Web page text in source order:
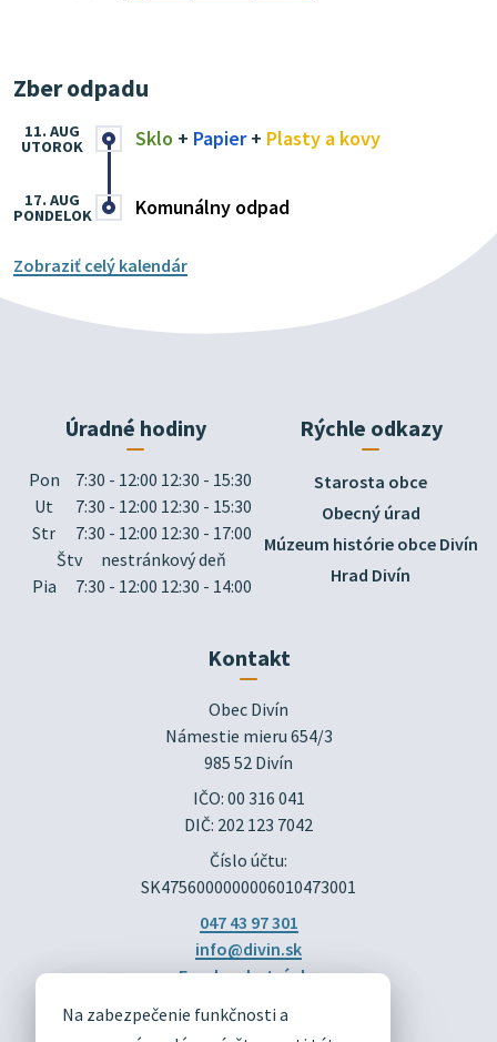
Na zabezpečenie funkčnosti a
Zber odpadu
Sklo + Papier+ Plasty a kovy
11. AUG
UTOROK
Komunálny odpad
17. AUG
PONDELOK
Zobraziť celý kalendár
Úradné hodiny
Pon
7:30 - 12:00 12:30 - 15:30
Ut
7:30 - 12:00 12:30 - 15:30
Str
7:30 - 12:00 12:30 - 17:00
Štv
nestránkový deň
Pia
7:30 - 12:00 12:30 - 14:00
Rýchle odkazy
Starosta obce
Obecný úrad
Múzeum histórie obce Divín
Hrad Divín
Kontakt
Obec Divín
Námestie mieru 654/3
985 52 Divín
IČO: 00 316 041
DIČ: 202 123 7042
Číslo účtu:
SK4756000000006010473001
047 43 97 301
info@divin.sk
Facebook stránka